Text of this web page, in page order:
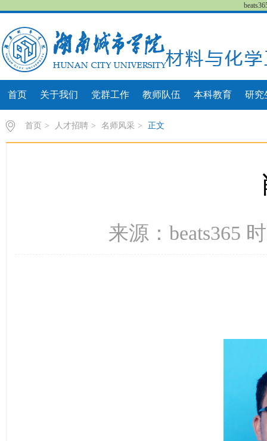
首页 关于我们 党群工作 教师队伍 本科教育 研究
首页 > 人才招聘 > 名师风采 > 正文
来源：beats365